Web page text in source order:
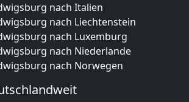
nach Italien
nach Liechtenstein
nach Luxemburg
nach Niederlande
nach Norwegen